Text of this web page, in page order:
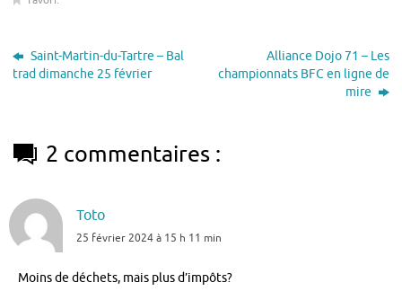
Saint-Martin-du-Tartre – Bal
trad dimanche 25 février
Alliance Dojo 71 – Les
championnats BFC en ligne de
mire
2 commentaires :
Toto
25 février 2024 à 15 h 11 min
Moins de déchets, mais plus d’impôts?